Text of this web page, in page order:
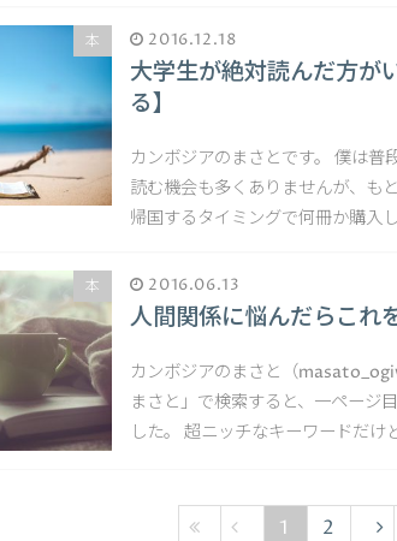
本 2016.12.18
大学生が絶対読んだ方が
る】
カンボジアのまさとです。 僕は普
読む機会も多くありませんが、も
帰国するタイミングで何冊か購入
本 2016.06.13
人間関係に悩んだらこれ
カンボジアのまさと（
まさと」で検索すると、一ページ
した。 超ニッチなキーワードだけ
1 2